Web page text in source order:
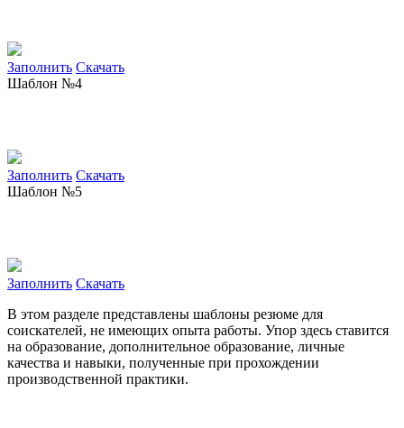
Заполнить Скачать
Шаблон №4
Заполнить Скачать
Шаблон №5
Заполнить Скачать
В этом разделе представлены шаблоны резюме для
соискателей, не имеющих опыта работы. Упор здесь ставится
на образование, дополнительное образование, личные
качества и навыки, полученные при прохождении
производственной практики.